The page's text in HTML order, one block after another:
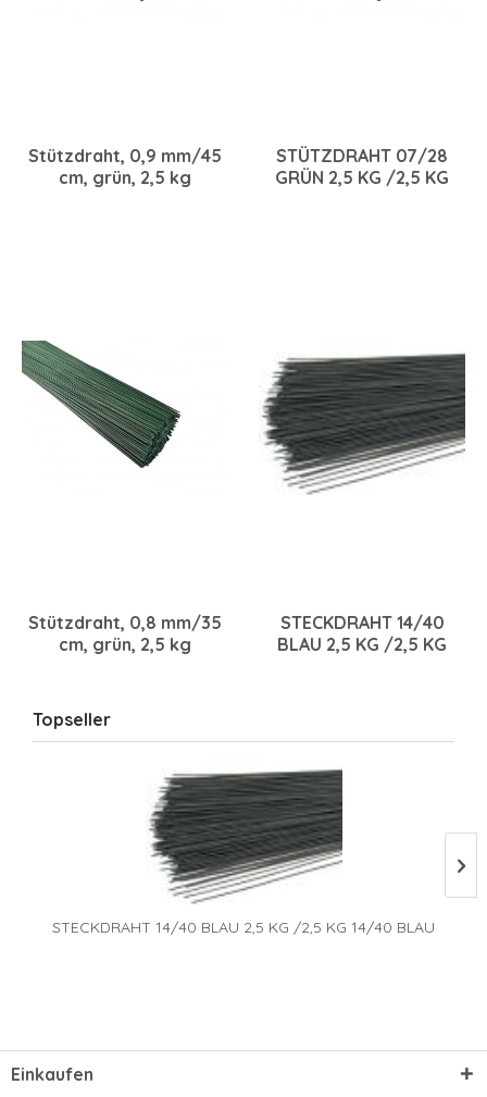
Stützdraht, 0,9 mm/45
cm, grün, 2,5 kg
STÜTZDRAHT 07/28
GRÜN 2,5 KG /2,5 KG
Stützdraht, 0,8 mm/35
cm, grün, 2,5 kg
STECKDRAHT 14/40
BLAU 2,5 KG /2,5 KG
Topseller
STECKDRAHT 14/40 BLAU 2,5 KG /2,5 KG 14/40 BLAU
Einkaufen